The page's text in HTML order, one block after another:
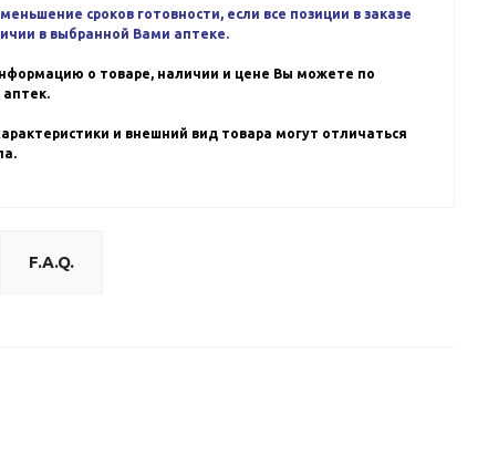
сроков готовности, если все позиции в заказе
в выбранной Вами аптеке.
о товаре, наличии и цене Вы можете по
и внешний вид товара могут отличаться
F.A.Q.